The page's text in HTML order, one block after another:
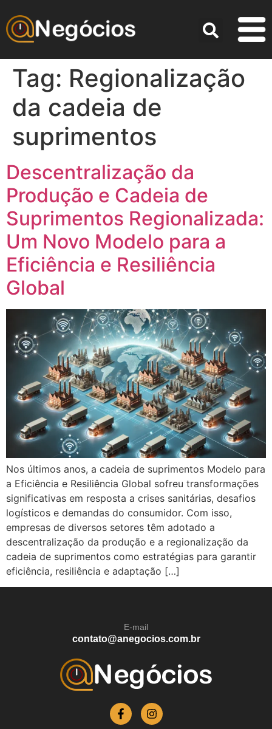
Tag: Regionalização
da cadeia de
suprimentos
Descentralização da
Produção e Cadeia de
Suprimentos Regionalizada:
Um Novo Modelo para a
Eficiência e Resiliência
Global
Nos últimos anos, a cadeia de suprimentos Modelo para
a Eficiência e Resiliência Global sofreu transformações
significativas em resposta a crises sanitárias, desafios
logísticos e demandas do consumidor. Com isso,
empresas de diversos setores têm adotado a
descentralização da produção e a regionalização da
cadeia de suprimentos como estratégias para garantir
eficiência, resiliência e adaptação […]
E-mail
contato@anegocios.com.br